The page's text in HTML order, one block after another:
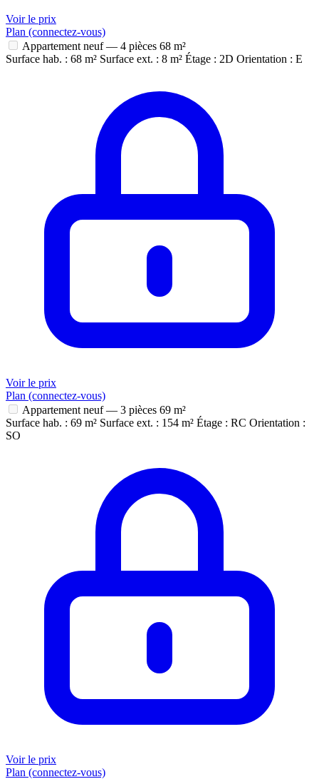
Voir le prix
Plan (connectez-vous)
Appartement neuf — 4 pièces 68 m²
Surface hab. : 68 m² Surface ext. : 8 m² Étage : 2D Orientation : E
Voir le prix
Plan (connectez-vous)
Appartement neuf — 3 pièces 69 m²
Surface hab. : 69 m² Surface ext. : 154 m² Étage : RC Orientation :
SO
Voir le prix
Plan (connectez-vous)